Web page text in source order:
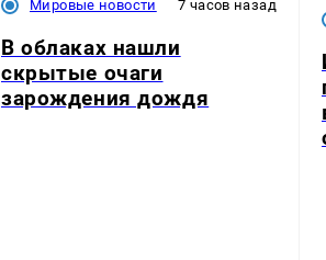
Мировые новости 7 часов назад
В облаках нашли
скрытые очаги
зарождения дождя